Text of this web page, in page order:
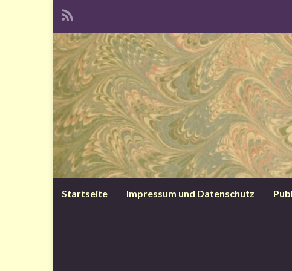
Startseite Impressum und Datenschutz